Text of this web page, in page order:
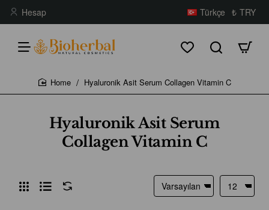
Hesap Türkçe ₺ TRY
Hyaluronik Asit Serum
Collagen Vitamin C
Hyaluronik Asit Serum Collagen Vitamin C